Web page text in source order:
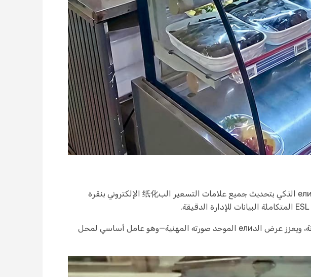
كان التحول مذهلاً. سابقًا، قضى الموظفون ساعات في تغيير العلامات؛ الآن، يقوم المحل الدели الذكي بتحديث جميع علامات التسعير الب纸化 الإلكتروني بنقرة
بفضل فترة عمر البطارية التي تصل إلى 5 سنوات، يخفض المحل الدели الذكي تكاليف الصيانة، ويعزز عرض الدели الموحد صورته المهنية—وهو عامل أساسي لمحل